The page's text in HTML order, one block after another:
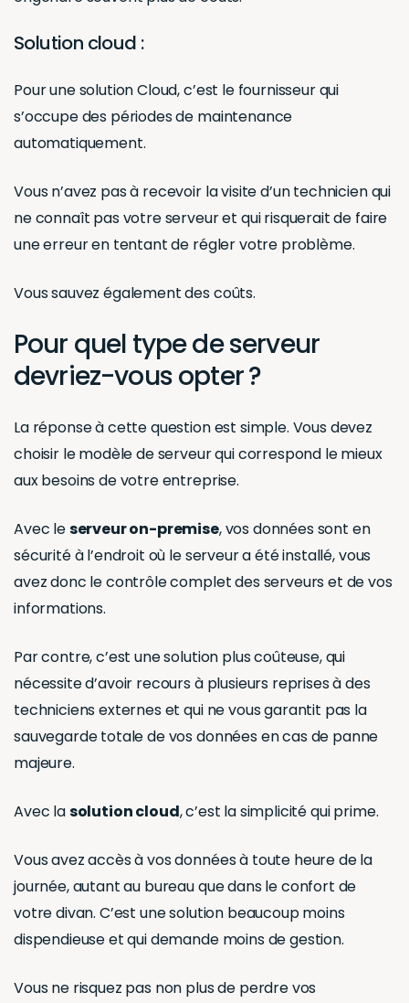
Solution cloud :
Pour une solution Cloud, c’est le fournisseur qui
s’occupe des périodes de maintenance
automatiquement.
Vous n’avez pas à recevoir la visite d’un technicien qui
ne connaît pas votre serveur et qui risquerait de faire
une erreur en tentant de régler votre problème.
Vous sauvez également des coûts.
Pour quel type de serveur
devriez-vous opter ?
La réponse à cette question est simple. Vous devez
choisir le modèle de serveur qui correspond le mieux
aux besoins de votre entreprise.
Avec leserveur on-premise, vos données sont en
sécurité à l’endroit où le serveur a été installé, vous
avez donc le contrôle complet des serveurs et de vos
informations.
Par contre, c’est une solution plus coûteuse, qui
nécessite d’avoir recours à plusieurs reprises à des
techniciens externes et qui ne vous garantit pas la
sauvegarde totale de vos données en cas de panne
majeure.
Avec lasolution cloud, c’est la simplicité qui prime.
Vous avez accès à vos données à toute heure de la
journée, autant au bureau que dans le confort de
votre divan. C’est une solution beaucoup moins
dispendieuse et qui demande moins de gestion.
Vous ne risquez pas non plus de perdre vos